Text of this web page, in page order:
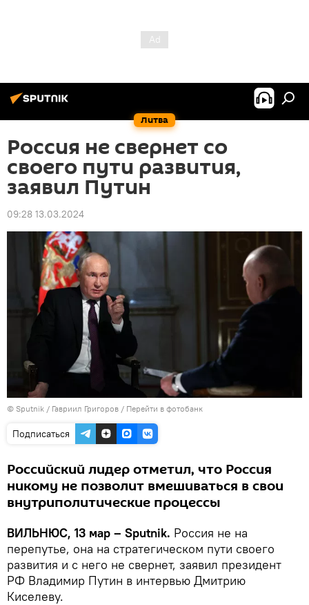
Литва
Россия не свернет со
своего пути развития,
заявил Путин
09:28 13.03.2024
© Sputnik / Гавриил Григоров / Перейти в фотобанк
Подписаться
Российский лидер отметил, что Россия
никому не позволит вмешиваться в свои
внутриполитические процессы
ВИЛЬНЮС, 13 мар – Sputnik. Россия не на
перепутье, она на стратегическом пути своего
развития и с него не свернет, заявил президент
РФ Владимир Путин в интервью Дмитрию
Киселеву.